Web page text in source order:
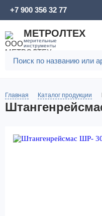
МЕТРОЛТЕХ
мерительные
инструменты
+7 900 356 32 77
Главная Каталог продукции